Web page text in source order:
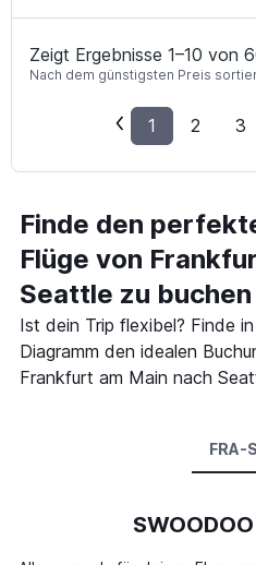
Zeigt Ergebnisse 1–10 von
Nach dem günstigsten Preis
1 2 3
Finde den
Flüge von
Seattle zu buchen
Ist dein Trip flexibel? Finde
Diagramm den idealen
Frankfurt am Main nach
FRA-